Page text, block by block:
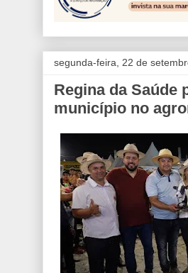
segunda-feira, 22 de
Regina da Saúde
município no